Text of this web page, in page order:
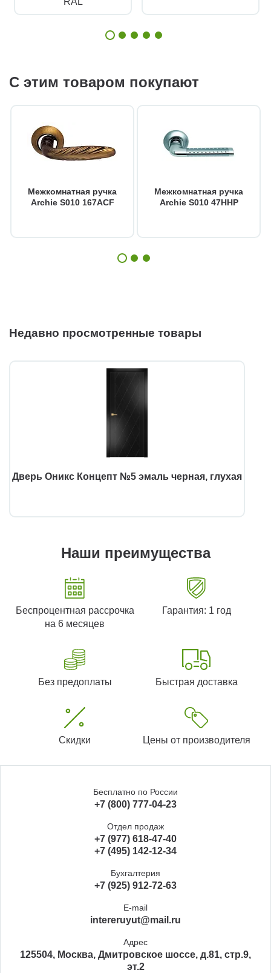
С этим товаром покупают
Межкомнатная ручка
Archie S010 167ACF
Межкомнатная ручка
Archie S010 47HHP
Недавно просмотренные товары
Дверь Оникс Концепт №5 эмаль черная, глухая
Наши преимущества
Беспроцентная рассрочка
на 6 месяцев
Гарантия: 1 год
Без предоплаты Быстрая доставка
Скидки Цены от производителя
Бесплатно по России
+7 (800) 777-04-23
Отдел продаж
+7 (977) 618-47-40
+7 (495) 142-12-34
Бухгалтерия
+7 (925) 912-72-63
E-mail
intereruyut@mail.ru
Адрес
125504, Москва, Дмитровское шоссе, д.81, стр.9,
эт.2